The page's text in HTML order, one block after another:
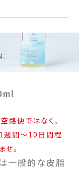
路便ではなく、
1週間～10日間程
せ。
一般的な皮脂